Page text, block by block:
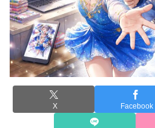
X Facebook